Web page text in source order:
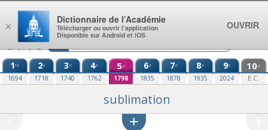
Aller au contenu
1re
1694
2e
1718
3e
1740
4e
1762
5e
1798
6e
1835
7e
1878
8e
1935
9e
2024
10e
E.C.
sublimation
×
Dictionnaire de l’Académie
Télécharger ou ouvrir l’application
Disponible sur Android et iOS
OUVRIR